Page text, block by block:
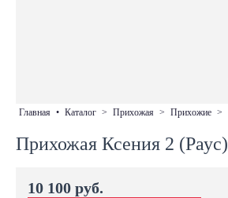
главная • каталог > прихожая > прихожие >
Прихожая Ксения 2 (Раус)
10 100 руб.